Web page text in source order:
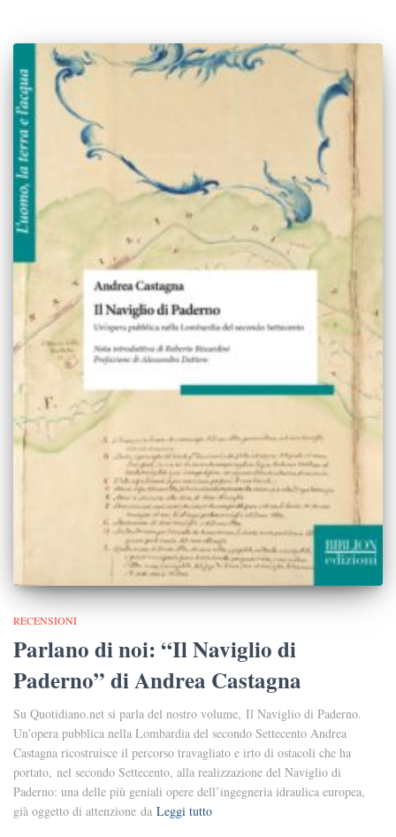
RECENSIONI
Parlano di noi: “Il Naviglio di
Paderno” di Andrea Castagna
Su Quotidiano.net si parla del nostro volume, Il Naviglio di Paderno.
Un’opera pubblica nella Lombardia del secondo Settecento Andrea
Castagna ricostruisce il percorso travagliato e irto di ostacoli che ha
portato, nel secondo Settecento, alla realizzazione del Naviglio di
Paderno: una delle più geniali opere dell’ingegneria idraulica europea,
già oggetto di attenzione da Leggi tutto